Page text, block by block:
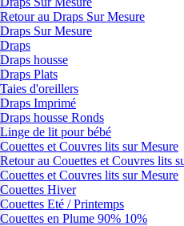
Retour au Draps Sur Mesure
Draps Sur Mesure
Draps
Draps housse
Draps Plats
Taies d'oreillers
Draps Imprimé
Draps housse Ronds
Linge de lit pour bébé
Couettes et Couvres lits sur Mesure
Retour au Couettes et Couvres lits
Couettes et Couvres lits sur Mesure
Couettes Hiver
Couettes Eté / Printemps
Couettes en Plume 90% 10%